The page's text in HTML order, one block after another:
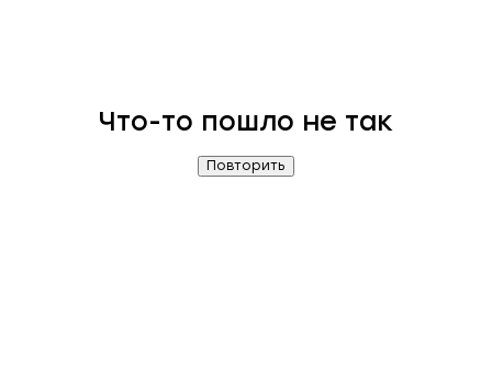
Что-то пошло не так
Повторить